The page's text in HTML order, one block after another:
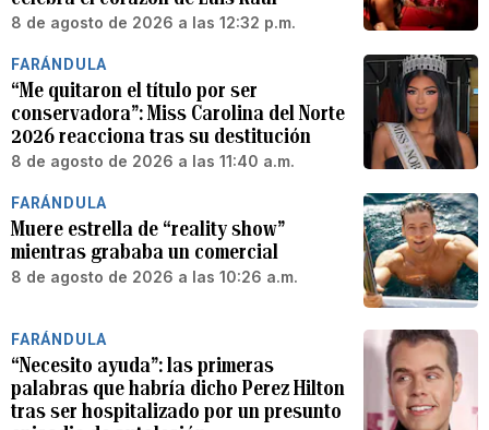
8 de agosto de 2026 a las 12:32 p.m.
FARÁNDULA
“Me quitaron el título por ser
conservadora”: Miss Carolina del Norte
2026 reacciona tras su destitución
8 de agosto de 2026 a las 11:40 a.m.
FARÁNDULA
Muere estrella de “reality show”
mientras grababa un comercial
8 de agosto de 2026 a las 10:26 a.m.
FARÁNDULA
“Necesito ayuda”: las primeras
palabras que habría dicho Perez Hilton
tras ser hospitalizado por un presunto